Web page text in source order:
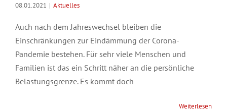
08.01.2021 | Aktuelles
Auch nach dem Jahreswechsel bleiben die
Einschränkungen zur Eindämmung der Corona-
Pandemie bestehen. Für sehr viele Menschen und
Familien ist das ein Schritt näher an die persönliche
Belastungsgrenze. Es kommt doch
Weiterlesen